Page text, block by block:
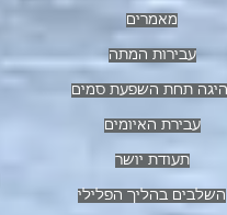
מאמרים
עבירות המתה
תחת השפעת סמים
עבירת האיומים
תעודת יושר
השלבים בהליך הפלילי